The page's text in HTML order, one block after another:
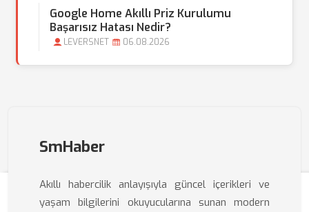
Google Home Akıllı Priz Kurulumu
Başarısız Hatası Nedir?
LEVERSNET 06.08.2026
SmHaber
Akıllı habercilik anlayışıyla güncel içerikleri ve
yaşam bilgilerini okuyucularına sunan modern